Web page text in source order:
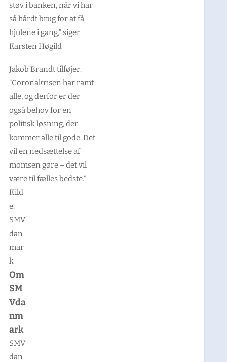
støv i banken, når vi har
så hårdt brug for at få
hjulene i gang,” siger
Karsten Høgild
Jakob Brandt tilføjer:
”Coronakrisen har ramt
alle, og derfor er der
også behov for en
politisk løsning, der
kommer alle til gode. Det
vil en nedsættelse af
momsen gøre – det vil
være til fælles bedste.”
Kild
e:
SMV
dan
mar
k
Om
SM
Vda
nm
ark
SMV
dan